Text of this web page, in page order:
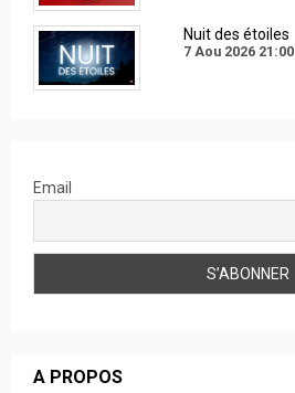
Nuit des étoiles
7 Aou 2026 21:00
Email
A PROPOS